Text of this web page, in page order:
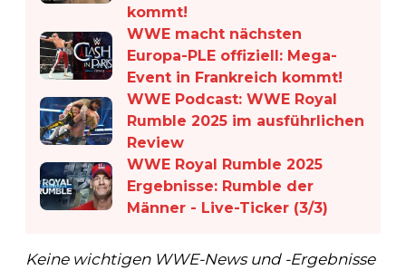
kommt!
WWE macht nächsten
Europa-PLE offiziell: Mega-
Event in Frankreich kommt!
WWE Podcast: WWE Royal
Rumble 2025 im ausführlichen
Review
WWE Royal Rumble 2025
Ergebnisse: Rumble der
Männer - Live-Ticker (3/3)
Keine wichtigen WWE-News und -Ergebnisse